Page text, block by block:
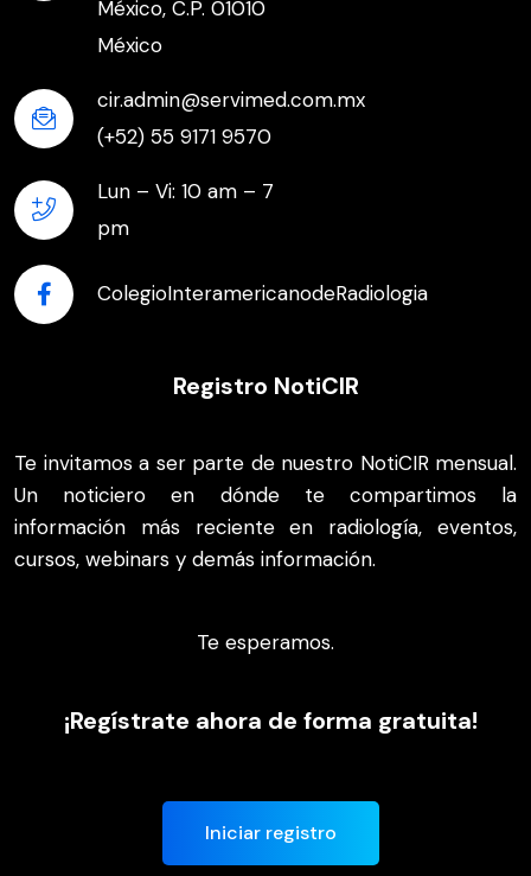
México, C.P. 01010
México
cir.admin@servimed.com.mx
(+52) 55 9171 9570
Lun – Vi: 10 am – 7
pm
ColegioInteramericanodeRadiologia
Registro NotiCIR
Te invitamos a ser parte de nuestro NotiCIR mensual.
Un noticiero en dónde te compartimos la
información más reciente en radiología, eventos,
cursos, webinars y demás información.
Te esperamos.
¡Regístrate ahora de forma gratuita!
Iniciar registro